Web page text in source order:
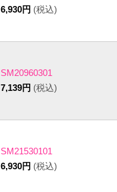
6,930円 (税込)
SM20960301
7,139円 (税込)
SM21530101
6,930円 (税込)